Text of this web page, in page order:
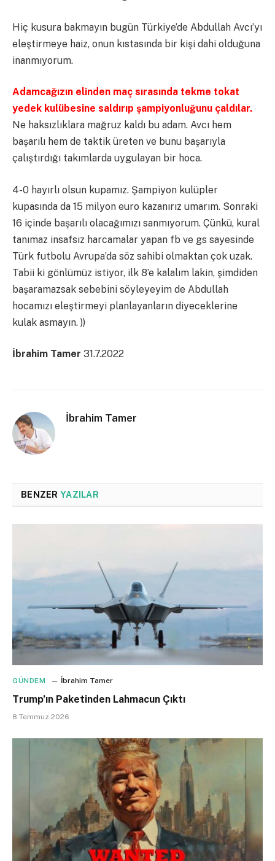
Hiç kusura bakmayın bugün Türkiye’de Abdullah Avcı’yı
eleştirmeye haiz, onun kıstasında bir kişi dahi olduğuna
inanmıyorum.
Adamcağızın elinden maç sırasında tekme tokat
yedek kulübesine saldırıp şampiyonluğunu çaldılar.
Ne haksızlıklara mağruz kaldı bu adam. Avcı hem
başarılı hem de taktik üreten ve bunu başarıyla
çalıştırdığı takımlarda uygulayan bir hoca.
4-0 hayırlı olsun kupamız. Şampiyon kulüpler
kupasında da 15 milyon euro kazanırız umarım. Sonraki
16 içinde başarılı olacağımızı sanmıyorum. Çünkü, kural
tanımaz insafsız harcamalar yapan fb ve gs sayesinde
Türk futbolu Avrupa’da söz sahibi olmaktan çok uzak.
Tabii ki gönlümüz istiyor, ilk 8’e kalalım lakin, şimdiden
başaramazsak sebebini söyleyeyim de Abdullah
hocamızı eleştirmeyi planlayanların diyeceklerine
kulak asmayın. ))
İbrahim Tamer 31.7.2022
İbrahim Tamer
BENZER YAZILAR
GÜNDEM İbrahim Tamer
Trump’ın Paketinden Lahmacun Çıktı
8 Temmuz 2026